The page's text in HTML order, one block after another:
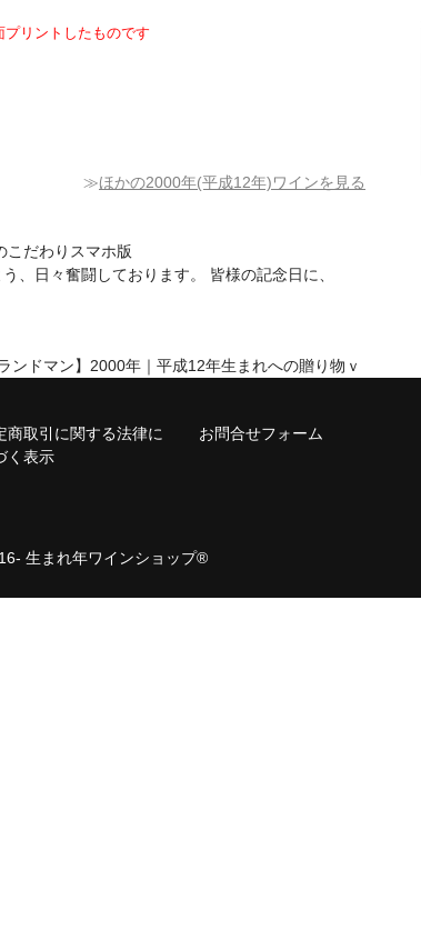
リントしたものです
≫ほかの2000年(平成12年)ワインを見る
、日々奮闘しております。 皆様の記念日に、
ンドマン】2000年｜平成12年生まれへの贈り物ｖ
商取引に関する法律に
く表示
お問合せフォーム
生まれ年ワインショップ®